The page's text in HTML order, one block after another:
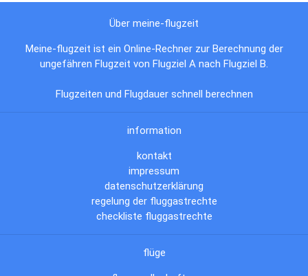
Über meine-flugzeit
Meine-flugzeit ist ein Online-Rechner zur Berechnung der
ungefähren Flugzeit von Flugziel A nach Flugziel B.
Flugzeiten und Flugdauer schnell berechnen
information
kontakt
impressum
datenschutzerklärung
regelung der fluggastrechte
checkliste fluggastrechte
flüge